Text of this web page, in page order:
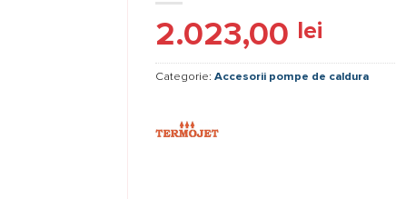
2.023,00 lei
Categorie: Accesorii pompe de caldura